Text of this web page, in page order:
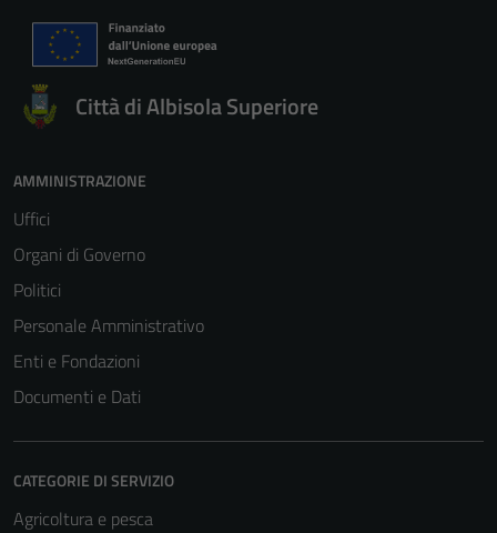
Città di Albisola Superiore
AMMINISTRAZIONE
Uffici
Organi di Governo
Politici
Personale Amministrativo
Enti e Fondazioni
Documenti e Dati
CATEGORIE DI SERVIZIO
Agricoltura e pesca